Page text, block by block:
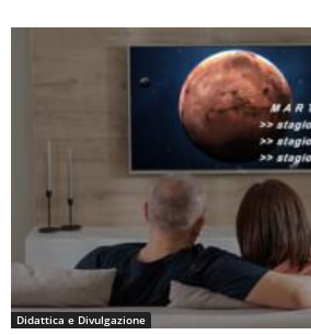
Didattica e Divulgazione